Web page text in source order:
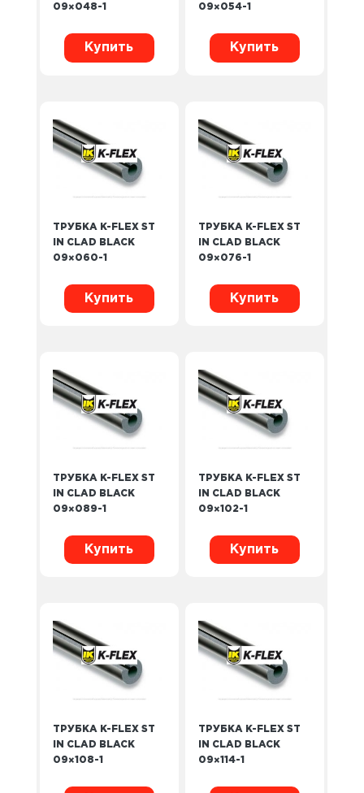
09×048-1
Купить
09×054-1
Купить
ТРУБКА K-FLEX ST
IN CLAD BLACK
09×060-1
Купить
ТРУБКА K-FLEX ST
IN CLAD BLACK
09×076-1
Купить
ТРУБКА K-FLEX ST
IN CLAD BLACK
09×089-1
Купить
ТРУБКА K-FLEX ST
IN CLAD BLACK
09×102-1
Купить
ТРУБКА K-FLEX ST
IN CLAD BLACK
09×108-1
ТРУБКА K-FLEX ST
IN CLAD BLACK
09×114-1